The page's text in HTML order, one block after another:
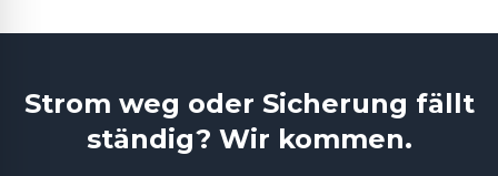
Strom weg oder Sicherung fällt
ständig? Wir kommen.